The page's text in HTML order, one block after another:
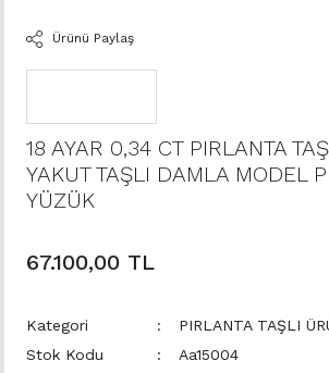
Ürünü Paylaş
18 AYAR 0,34 CT PIRLANTA
YAKUT TAŞLI DAMLA MODEL
YÜZÜK
67.100,00 TL
Kategori PIRLANTA TAŞLI
Stok Kodu
Aa15004